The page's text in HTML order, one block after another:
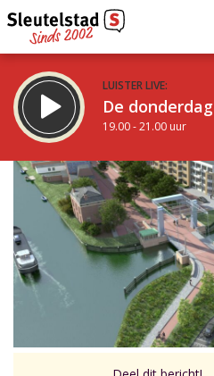
LUISTER LIVE:
De
19.00 - 21.00 uur
STRAKS:
De avond van Sleutelstad
21.00 - 0.00 uur
Vorig uur
uur 1
Inklappen